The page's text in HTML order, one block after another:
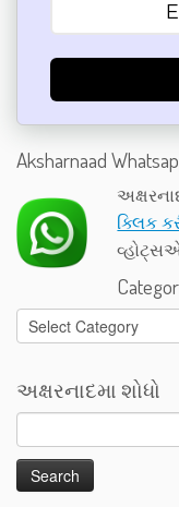
Aksharnaad
ક્લિક
Categories
અક્ષરનાદમા શોધો